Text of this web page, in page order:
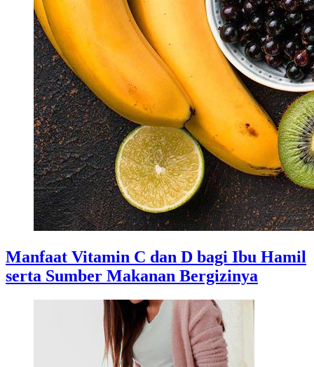
Manfaat Vitamin C dan D bagi Ibu Hamil
serta Sumber Makanan Bergizinya